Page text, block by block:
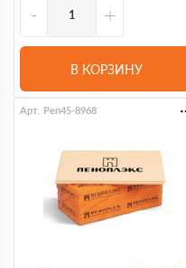
- +
В КОРЗИНУ
Арт. Pen45-8968